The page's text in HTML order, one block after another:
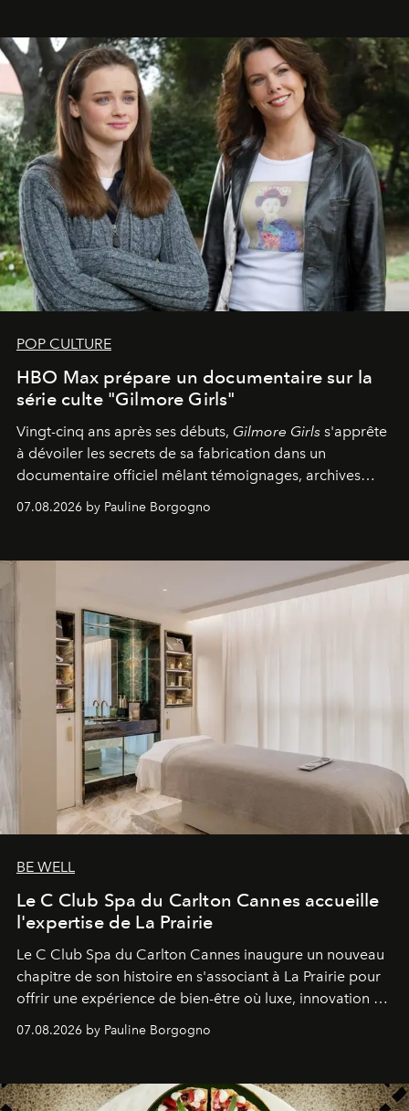
POP CULTURE
HBO Max prépare un documentaire sur la
série culte "Gilmore Girls"
Vingt-cinq ans après ses débuts, Gilmore Girls s'apprête
à dévoiler les secrets de sa fabrication dans un
documentaire officiel mêlant témoignages, archives
inédites et plongée dans les coulisses d'un phénomène
générationnel.
07.08.2026 by Pauline Borgogno
BE WELL
Le C Club Spa du Carlton Cannes accueille
l'expertise de La Prairie
Le C Club Spa du Carlton Cannes inaugure un nouveau
chapitre de son histoire en s'associant à La Prairie pour
offrir une expérience de bien-être où luxe, innovation et
expertise se rencontrent.
07.08.2026 by Pauline Borgogno